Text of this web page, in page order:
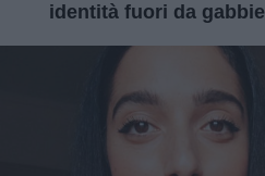
identità fuori da